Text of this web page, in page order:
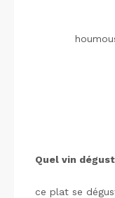
Quel vin
ce plat se